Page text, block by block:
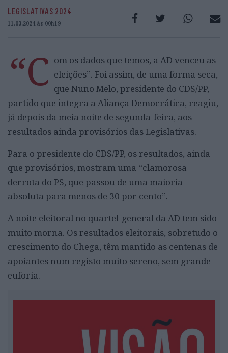
LEGISLATIVAS 2024
11.03.2024 às 00h19
“C om os dados que temos, a AD venceu as
eleições”. Foi assim, de uma forma seca,
que Nuno Melo, presidente do CDS/PP,
partido que integra a Aliança Democrática, reagiu,
já depois da meia noite de segunda-feira, aos
resultados ainda provisórios das Legislativas.
Para o presidente do CDS/PP, os resultados, ainda
que provisórios, mostram uma “clamorosa
derrota do PS, que passou de uma maioria
absoluta para menos de 30 por cento”.
A noite eleitoral no quartel-general da AD tem sido
muito morna. Os resultados eleitorais, sobretudo o
crescimento do Chega, têm mantido as centenas de
apoiantes num registo muito sereno, sem grande
euforia.